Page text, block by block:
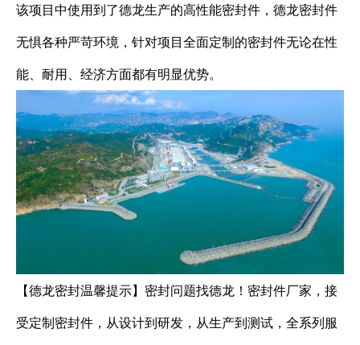
该项目中使用到了德龙生产的高性能密封件，德龙密封件
无惧各种严苛环境，针对项目全面定制的密封件无论在性
能、耐用、经济方面都有明显优势。
【德龙密封温馨提示】密封问题找德龙！密封件厂家，接
受定制密封件，从设计到研发，从生产到测试，全系列服